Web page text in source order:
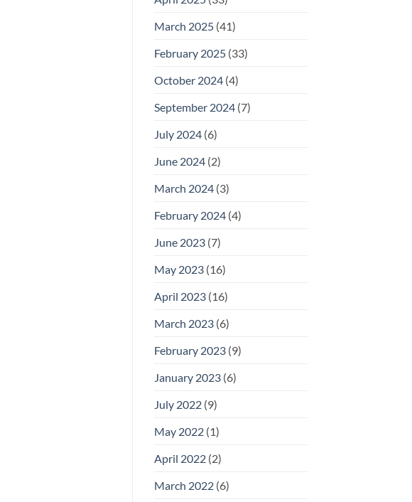
March 2025(41)
February 2025(33)
October 2024(4)
September 2024(7)
July 2024(6)
June 2024(2)
March 2024(3)
February 2024(4)
June 2023(7)
May 2023(16)
April 2023(16)
March 2023(6)
February 2023(9)
January 2023(6)
July 2022(9)
May 2022(1)
April 2022(2)
March 2022(6)